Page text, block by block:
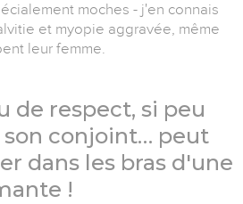
moches - j'en connais
et myopie aggravée, même
leur femme.
de respect, si peu
conjoint… peut
dans les bras d'une
!